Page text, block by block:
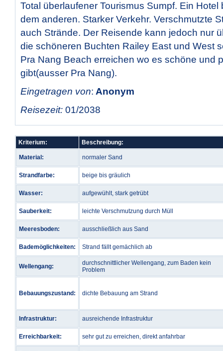
Total überlaufener Tourismus Sumpf. Ein Hotel
dem anderen. Starker Verkehr. Verschmutzte
auch Strände. Der Reisende kann jedoch nur
die schöneren Buchten Railey East und West
Pra Nang Beach erreichen wo es schöne und
gibt(ausser Pra Nang).
Eingetragen von: Anonym
Reisezeit: 01/2038
Kriterium: Beschreibung:
Material: normaler Sand
Strandfarbe: beige bis gräulich
Wasser: aufgewühlt, stark getrübt
Sauberkeit: leichte Verschmutzung durch Müll
Meeresboden: ausschließlich aus Sand
Bademöglichkeiten: Strand fällt gemächlich ab
Wellengang:
durchschnittlicher Wellengang, zum Baden kein
Problem
Bebauungszustand: dichte Bebauung am Strand
Infrastruktur: ausreichende Infrastruktur
Erreichbarkeit: sehr gut zu erreichen, direkt anfahrbar